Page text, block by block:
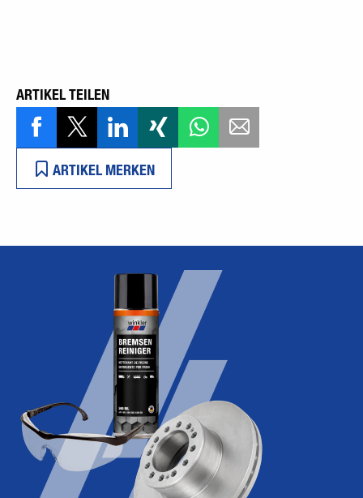
ARTIKEL TEILEN
ARTIKEL MERKEN